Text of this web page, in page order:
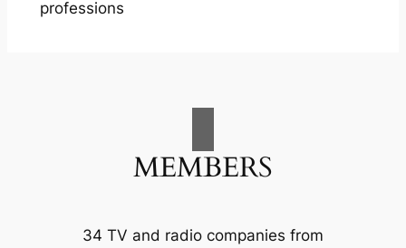
professions
MEMBERS
34 TV and radio companies from